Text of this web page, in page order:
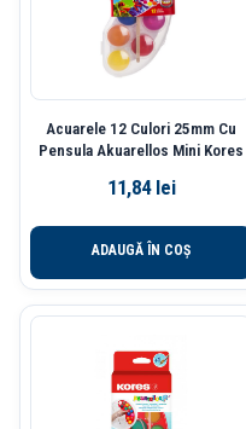
Acuarele 12 Culori 25mm Cu
Pensula Akuarellos Mini Kores
11,84 lei
ADAUGĂ ÎN COȘ